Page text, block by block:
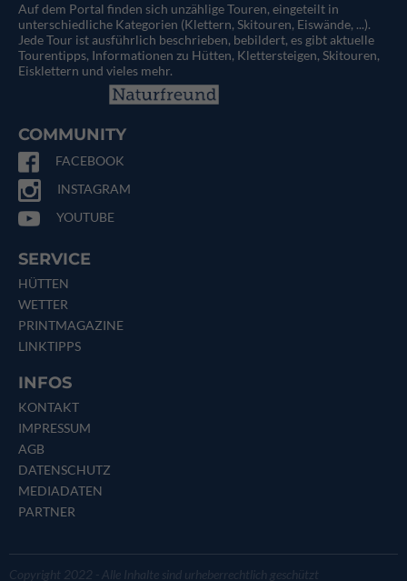
Auf dem Portal finden sich unzählige Touren, eingeteilt in
unterschiedliche Kategorien (Klettern, Skitouren, Eiswände, ...).
Jede Tour ist ausführlich beschrieben, bebildert, es gibt aktuelle
Tourentipps, Informationen zu Hütten, Klettersteigen, Skitouren,
Eisklettern und vieles mehr.
COMMUNITY
FACEBOOK
INSTAGRAM
YOUTUBE
SERVICE
HÜTTEN
WETTER
PRINTMAGAZINE
LINKTIPPS
INFOS
KONTAKT
IMPRESSUM
AGB
DATENSCHUTZ
MEDIADATEN
PARTNER
Copyright 2022 - Alle Inhalte sind urheberrechtlich geschützt